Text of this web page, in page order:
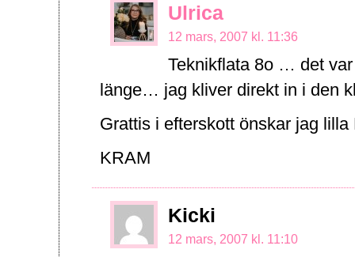
Ulrica
12 mars, 2007 kl. 11:36
Teknikflata 8o … det
länge… jag kliver direkt in i den
Grattis i efterskott önskar jag
KRAM
Kicki
12 mars, 2007 kl. 11:10